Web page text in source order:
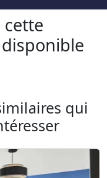
qui